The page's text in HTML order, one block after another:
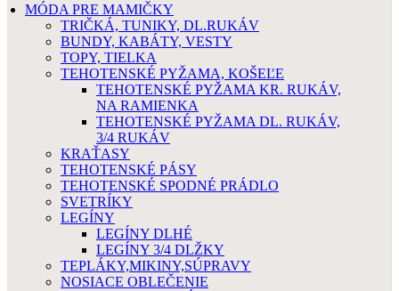
MÓDA PRE MAMIČKY
TRIČKÁ, TUNIKY, DL.RUKÁV
BUNDY, KABÁTY, VESTY
TOPY, TIELKA
TEHOTENSKÉ PYŽAMA, KOŠEĽE
TEHOTENSKÉ PYŽAMA KR. RUKÁV,
NA RAMIENKA
TEHOTENSKÉ PYŽAMA DL. RUKÁV,
3/4 RUKÁV
KRAŤASY
TEHOTENSKÉ PÁSY
TEHOTENSKÉ SPODNÉ PRÁDLO
SVETRÍKY
LEGÍNY
LEGÍNY DLHÉ
LEGÍNY 3/4 DLŽKY
TEPLÁKY,MIKINY,SÚPRAVY
NOSIACE OBLEČENIE